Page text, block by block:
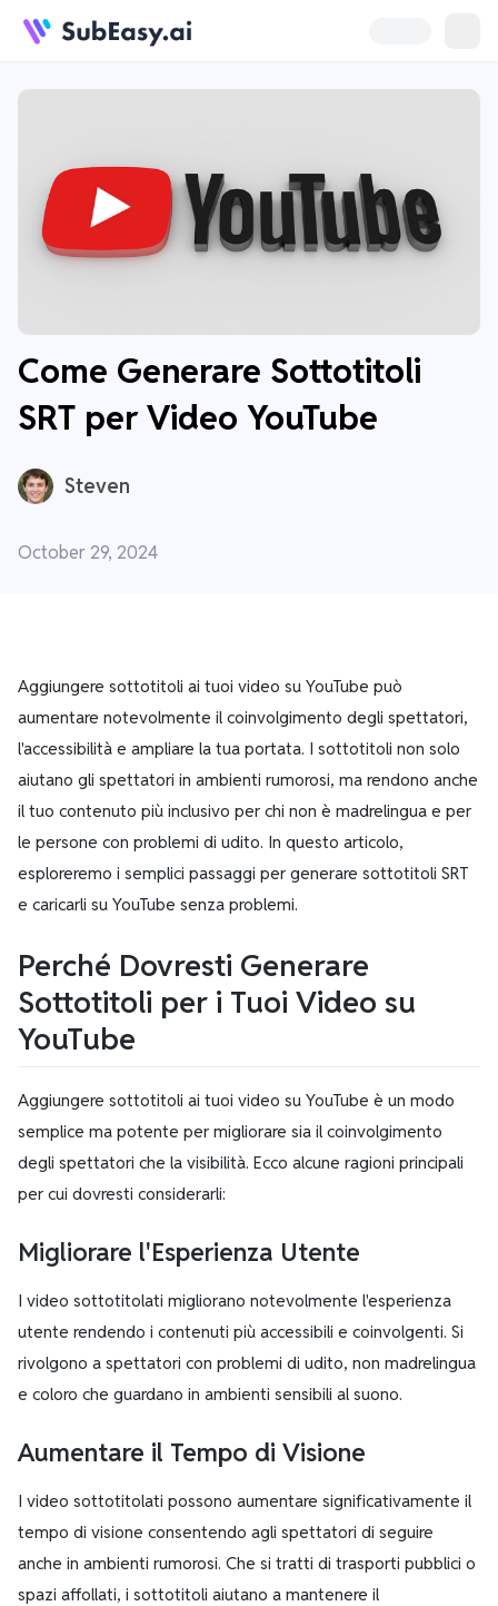
Come Generare Sottotitoli
SRT per Video YouTube
Steven
October 29, 2024
Aggiungere sottotitoli ai tuoi video su YouTube può
aumentare notevolmente il coinvolgimento degli spettatori,
l'accessibilità e ampliare la tua portata. I sottotitoli non solo
aiutano gli spettatori in ambienti rumorosi, ma rendono anche
il tuo contenuto più inclusivo per chi non è madrelingua e per
le persone con problemi di udito. In questo articolo,
esploreremo i semplici passaggi per generare sottotitoli SRT
e caricarli su YouTube senza problemi.
Perché Dovresti Generare
Sottotitoli per i Tuoi Video su
YouTube
Aggiungere sottotitoli ai tuoi video su YouTube è un modo
semplice ma potente per migliorare sia il coinvolgimento
degli spettatori che la visibilità. Ecco alcune ragioni principali
per cui dovresti considerarli:
Migliorare l'Esperienza Utente
I video sottotitolati migliorano notevolmente l'esperienza
utente rendendo i contenuti più accessibili e coinvolgenti. Si
rivolgono a spettatori con problemi di udito, non madrelingua
e coloro che guardano in ambienti sensibili al suono.
Aumentare il Tempo di Visione
I video sottotitolati possono aumentare significativamente il
tempo di visione consentendo agli spettatori di seguire
anche in ambienti rumorosi. Che si tratti di trasporti pubblici o
spazi affollati, i sottotitoli aiutano a mantenere il